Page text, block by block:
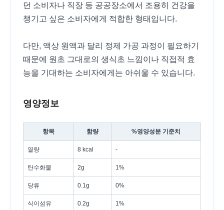
던 소비자나 직장 등 공공장소에서 조용히 건강을
챙기고 싶은 소비자에게 적합한 형태입니다.
다만, 액상 원액과 달리 정제 가공 과정이 필요하기
때문에 원초 그대로의 생식초 느낌이나 직접적 효
능을 기대하는 소비자에게는 아쉬울 수 있습니다.
영양정보
항목 함량 %영양성분 기준치
열량 8 kcal -
탄수화물 2g 1%
당류 0.1g 0%
식이섬유 0.2g 1%